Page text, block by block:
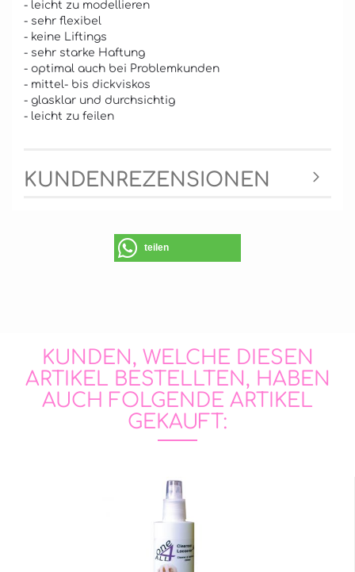
- leicht zu modellieren
- sehr flexibel
- keine Liftings
- sehr starke Haftung
- optimal auch bei Problemkunden
- mittel- bis dickviskos
- glasklar und durchsichtig
- leicht zu feilen
KUNDENREZENSIONEN
teilen
KUNDEN, WELCHE DIESEN
ARTIKEL BESTELLTEN, HABEN
AUCH FOLGENDE ARTIKEL
GEKAUFT: